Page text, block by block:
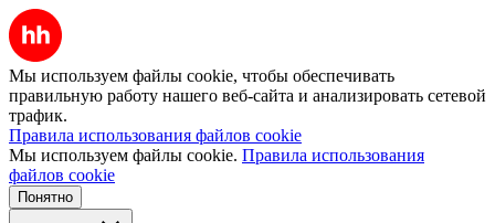
Мы используем файлы cookie, чтобы обеспечивать
правильную работу нашего веб-сайта и анализировать сетевой
трафик.
Правила использования файлов cookie
Мы используем файлы cookie. Правила использования
файлов cookie
Понятно